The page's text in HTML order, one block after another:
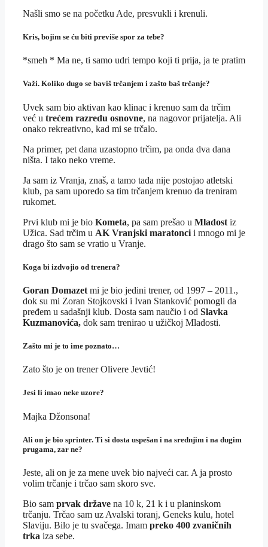
Našli smo se na početku Ade, presvukli i krenuli.
Kris, bojim se ću biti previše spor za tebe?
*smeh * Ma ne, ti samo udri tempo koji ti prija, ja te pratim
Važi. Koliko dugo se baviš trčanjem i zašto baš trčanje?
Uvek sam bio aktivan kao klinac i krenuo sam da trčim
već u trećem razredu osnovne, na nagovor prijatelja. Ali
onako rekreativno, kad mi se trčalo.
Na primer, pet dana uzastopno trčim, pa onda dva dana
ništa. I tako neko vreme.
Ja sam iz Vranja, znaš, a tamo tada nije postojao atletski
klub, pa sam uporedo sa tim trčanjem krenuo da treniram
rukomet.
Prvi klub mi je bio Kometa, pa sam prešao u Mladost iz
Užica. Sad trčim u AK Vranjski maratonci i mnogo mi je
drago što sam se vratio u Vranje.
Koga bi izdvojio od trenera?
Goran Domazet mi je bio jedini trener, od 1997 – 2011.,
dok su mi Zoran Stojkovski i Ivan Stanković pomogli da
pređem u sadašnji klub. Dosta sam naučio i od Slavka
Kuzmanovića, dok sam trenirao u užičkoj Mladosti.
Zašto mi je to ime poznato…
Zato što je on trener Olivere Jevtić!
Jesi li imao neke uzore?
Majka Džonsona!
Ali on je bio sprinter. Ti si dosta uspešan i na srednjim i na dugim
prugama, zar ne?
Jeste, ali on je za mene uvek bio najveći car. A ja prosto
volim trčanje i trčao sam skoro sve.
Bio sam prvak države na 10 k, 21 k i u planinskom
trčanju. Trčao sam uz Avalski toranj, Geneks kulu, hotel
Slaviju. Bilo je tu svačega. Imam preko 400 zvaničnih
trka iza sebe.